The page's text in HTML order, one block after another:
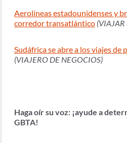
Aerolíneas estadounidenses y
corredor transatlántico (VIAJAR
Sudáfrica se abre a los viajes de
(VIAJERO DE NEGOCIOS)
Haga oír su voz: ¡ayude a
GBTA!